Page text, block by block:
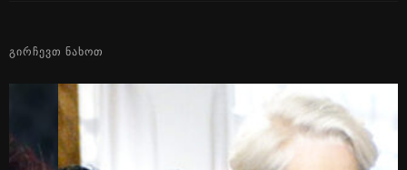
ᲒᲘᲠᲩᲔᲕᲗ ᲜᲐᲮᲝᲗ